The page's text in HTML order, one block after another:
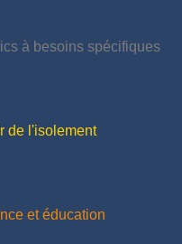
à besoins spécifiques
de l'isolement
et éducation